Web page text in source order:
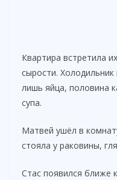
Квартира встретила
сырости.
лишь яйца, половина
супа.
Матвей ушёл в
стояла у раковины,
Стас появился ближе